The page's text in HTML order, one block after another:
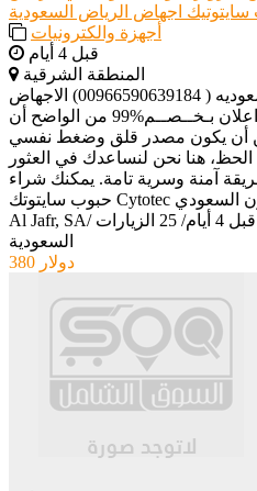
أجهزة والكترونيات
قبل 4 أيام
المنطقة الشرقية
حبوب سايتوتك في الرياض السعوديه ( 00966590639184) الاجهاض
في الرياض السعودية أمن |اعلان بـخــصــم%99 من الواضح أن
أن يكون مصدر قلق وضغط نفسي
هنا نحن لنساعدك في العثور
آمنة وسرية تامة. يمكنك شراء
Al Jafr, SA/ قبل 4 أيام / 25 الزيارات
السعودية
380 دولار